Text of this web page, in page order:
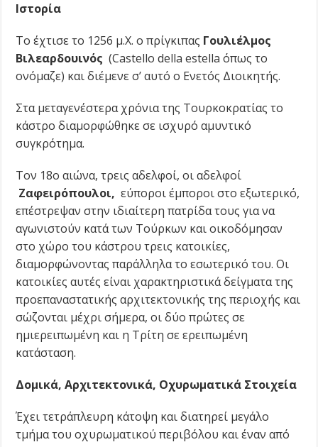
Ιστορία
Το έχτισε το 1256 μ.Χ. ο πρίγκιπας Γουλιέλμος
Βιλεαρδουινός (Castello della estella όπως το
ονόμαζε) και διέμενε σ’ αυτό ο Ενετός Διοικητής.
Στα μεταγενέστερα χρόνια της Τουρκοκρατίας το
κάστρο διαμορφώθηκε σε ισχυρό αμυντικό
συγκρότημα.
Τον 18ο αιώνα, τρεις αδελφοί, οι αδελφοί
Ζαφειρόπουλοι, εύποροι έμποροι στο εξωτερικό,
επέστρεψαν στην ιδιαίτερη πατρίδα τους για να
αγωνιστούν κατά των Τούρκων και οικοδόμησαν
στο χώρο του κάστρου τρεις κατοικίες,
διαμορφώνοντας παράλληλα το εσωτερικό του. Οι
κατοικίες αυτές είναι χαρακτηριστικά δείγματα της
προεπαναστατικής αρχιτεκτονικής της περιοχής και
σώζονται μέχρι σήμερα, οι δύο πρώτες σε
ημιερειπωμένη και η Τρίτη σε ερειπωμένη
κατάσταση.
Δομικά, Αρχιτεκτονικά, Οχυρωματικά Στοιχεία
Έχει τετράπλευρη κάτοψη και διατηρεί μεγάλο
τμήμα του οχυρωματικού περιβόλου και έναν από